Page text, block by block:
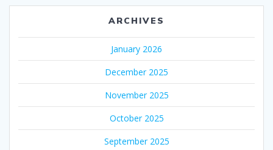
ARCHIVES
January 2026
December 2025
November 2025
October 2025
September 2025